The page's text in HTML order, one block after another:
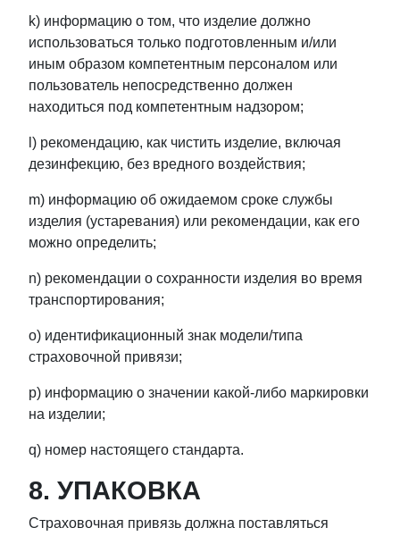
k) информацию о том, что изделие должно
использоваться только подготовленным и/или
иным образом компетентным персоналом или
пользователь непосредственно должен
находиться под компетентным надзором;
l) рекомендацию, как чистить изделие, включая
дезинфекцию, без вредного воздействия;
m) информацию об ожидаемом сроке службы
изделия (устаревания) или рекомендации, как его
можно определить;
n) рекомендации о сохранности изделия во время
транспортирования;
o) идентификационный знак модели/типа
страховочной привязи;
p) информацию о значении какой-либо маркировки
на изделии;
q) номер настоящего стандарта.
8. УПАКОВКА
Страховочная привязь должна поставляться